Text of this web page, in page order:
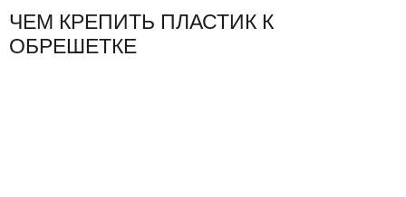
ЧЕМ КРЕПИТЬ ПЛАСТИК К
ОБРЕШЕТКЕ